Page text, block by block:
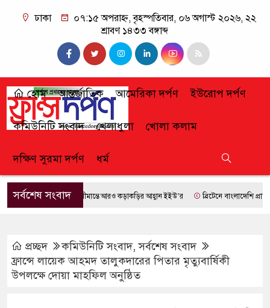
ঢাকা
০৭:১৫ অপরাহ্ন, বৃহস্পতিবার, ০৬ অগাস্ট ২০২৬, ২২
শ্রাবণ ১৪৩৩ বঙ্গাব্দ
হোম আন্তর্জাতিক আমেরিকা দর্পণ ইউরোপ দর্পণ
কমিউনিটি সংবাদ খেলাধুলা খোলা কলাম
দক্ষিণ সুরমা দর্পণ ধর্ম
সর্বশেষ সংবাদসীমান্তে আরও কড়াকড়ির আহ্বান ইইউ’র ব্রিটেনে বাংলাদেশি প্রায় ৭
প্রচ্ছদ কমিউনিটি সংবাদ,সর্বশেষ সংবাদ
ফ্রান্সে লায়েক আহমদ তালুকদারের পিতার মৃত্যুবার্ষিকী
উপলক্ষে দোয়া মাহফিল অনুষ্ঠিত